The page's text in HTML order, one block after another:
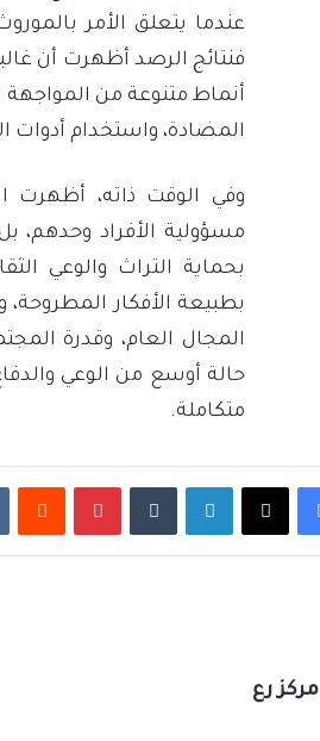
عندما يتعلق الأمر
فنتائج الرصد أظهرت أن
أنماط متنوعة من المواجهة
المضادة، واستخدام أدوات
وفي الوقت ذاته، أظهرت
مسؤولية الأفراد وحدهم،
بحماية التراث والوعي
بطبيعة الأفكار
المجال العام، وقدرة
حالة أوسع من الوعي
متكاملة.
فيسبوك‫X لينكدإن بينتيريست
مركز رع